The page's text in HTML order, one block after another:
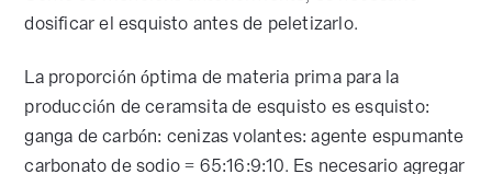
dosificar el esquisto antes de peletizarlo.
La proporción óptima de materia prima para la
producción de ceramsita de esquisto es esquisto:
ganga de carbón: cenizas volantes: agente espumante
carbonato de sodio = 65:16:9:10. Es necesario agregar